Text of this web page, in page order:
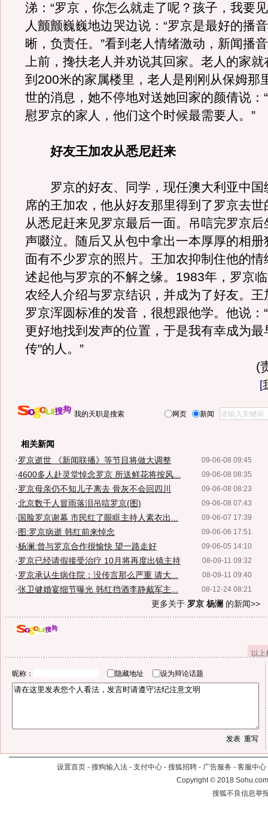
涕：“罗京，你怎么就走了呢？孩子，我要
人颤颤巍巍地边哭边说：“罗京是最好的播
晰，负责任。”看到老人情绪激动，新闻播
上前，搀扶老人并劝说其回家。老人的家就
到200米的家属楼里，老人是刚刚从保姆那
世的消息，她不停地对送她回家的颜倩说：
慰罗京的家人，他们这个时候最需要人。”
好友王加农从悉尼赶来
罗京的好友、同学，现任澳大利亚中国
席的王加农，他从好友那里得到了罗京去
从悉尼赶来见罗京最后一面。吊唁完罗京
声啜泣。随后又从包中拿出一本厚厚的相册
面有不少罗京的照片。王加农抑制住他的情
述起他与罗京的不解之缘。1983年，罗京
农经人介绍与罗京结识，并成为了好友。王
罗京浑圆标准的发音，很想跟他学。他说：
更好地找到发声的位置，于是我有幸成为最
传"的人。”
(
[
我的天职是搜索 网页 新闻
相关新闻
09-06-08 09:45
·罗京逝世 《新闻联播》等节目将做大调整
09-06-08 08:35
·4600多人赴灵堂悼念罗京 所送鲜花将按风...
09-06-08 08:23
·罗京母亲仍不知儿子离去 骨灰不会回四川
09-06-08 07:43
·北京数千人冒雨落泪吊唁罗京(图)
09-06-07 17:39
· 国脸罗京谢幕 市民红了眼眶主持人素衣出...
09-06-06 17:51
· 图:罗京病逝 韩红前来悼念
09-06-05 14:10
·杨澜:曾与罗京合作很愉快 望一路走好
08-09-11 09:32
·罗京已经请假接受治疗 10月将再度出镜主持
08-09-11 09:40
·罗京承认生病住院：没传言那么严重 请大...
08-12-24 08:21
·张卫健婚宴细节曝光 韩红挡酒李静戴军主...
更多关于 罗京 杨澜 的新闻>>
以
昵称： 隐藏地址 设为辩论话题
设置首页 - 搜狗输入法 - 支付中心 - 搜狐招聘 - 广告服务 - 客服中心
Copyright©2018
搜狐不良信息举